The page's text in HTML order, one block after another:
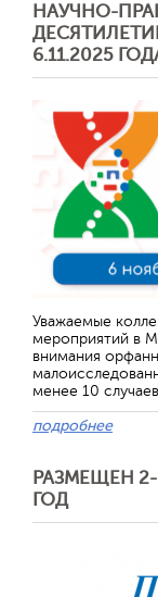
НАУЧНО-
6.11.2025
Уважаемые
мероприятий в
внимания
менее 10
подробнее
РАЗМЕЩЕН
ГОД